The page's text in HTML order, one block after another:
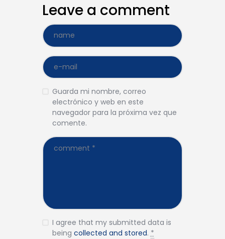
Leave a comment
Guarda mi nombre, correo
electrónico y web en este
navegador para la próxima vez que
comente.
I agree that my submitted data is
being collected and stored.*